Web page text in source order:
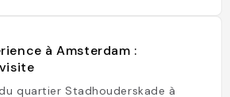
à Amsterdam :
quartier Stadhouderskade à